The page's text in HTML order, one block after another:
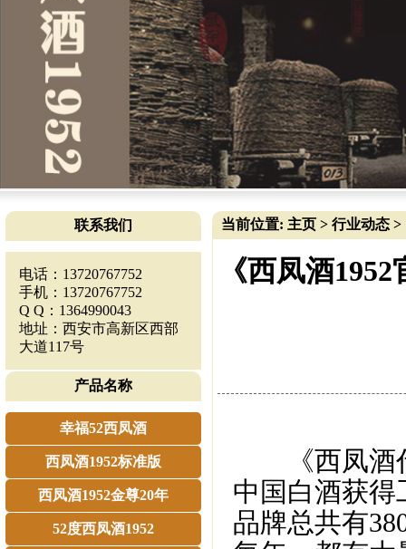
联系我们
电话：13720767752
手机：13720767752
Q Q：1364990043
地址：西安市高新区西部
大道117号
产品名称
幸福52西凤酒
西凤酒1952标准版
西凤酒1952金尊20年
52度西凤酒1952
当前位置: 主页 > 行业动态 >
《西凤酒
《西凤酒代
中国白酒获得
品牌总共有